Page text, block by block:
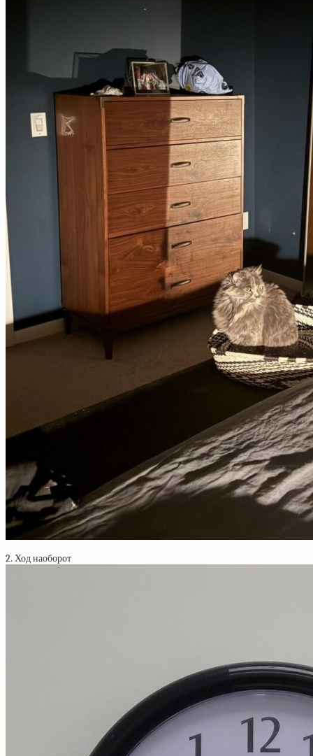
2. Ход наоборот